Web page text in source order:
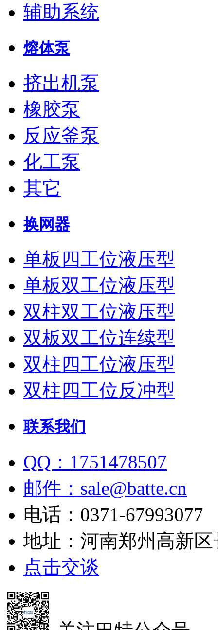
辅助系统
熔体泵
挤出机泵
橡胶泵
反应釜泵
化工泵
其它
换网器
单板四工位液压型
单板双工位液压型
双柱双工位液压型
双板双工位连续型
双柱四工位液压型
双柱四工位反冲型
联系我们
QQ：1751478507
邮件：sale@batte.cn
电话：0371-67993077
地址：河南郑州高新
点击交谈